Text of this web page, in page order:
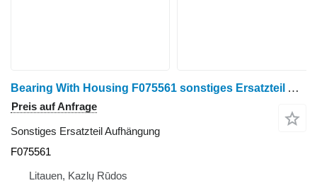
Bearing With Housing F075561 sonstiges Ersatzteil Aufhängung für John Deere 1270E Harvester
Preis auf Anfrage
Sonstiges Ersatzteil Aufhängung
F075561
Litauen, Kazlų Rūdos